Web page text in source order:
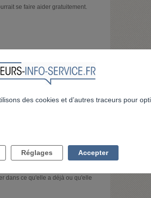
se faire aider gratuitement.
je dois lui dire
a elle et expliquer lui que cette
n'y mettez pas fin.
croire que si on gratte le ticket
gagnants à la loterie ne sont
dans ce qu'elle a déjà ou qu'elle
des cookies et d’autres traceurs pour
Réglages Accepter